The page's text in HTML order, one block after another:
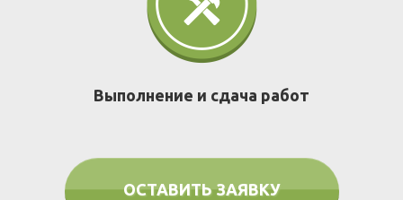
Выполнение и сдача работ
ОСТАВИТЬ ЗАЯВКУ